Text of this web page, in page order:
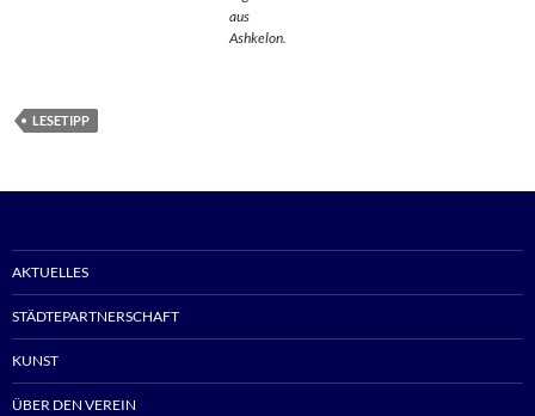
aus
Ashkelon.
LESETIPP
AKTUELLES
STÄDTEPARTNERSCHAFT
KUNST
ÜBER DEN VEREIN